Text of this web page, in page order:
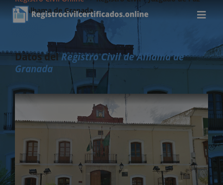
de Alhama de Granada
Datos delRegistro Civil de Alhama de
Granada